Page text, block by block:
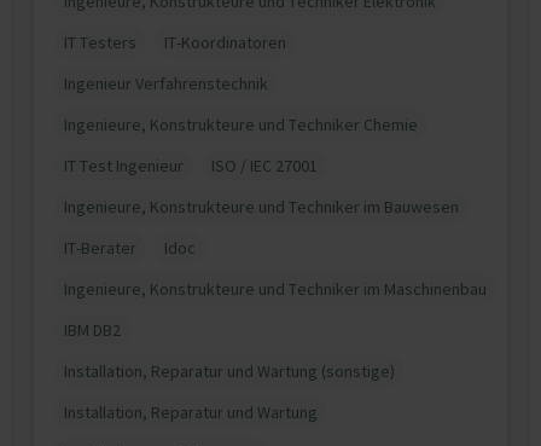
IT Testers
IT-Koordinatoren
Ingenieur Verfahrenstechnik
Ingenieure, Konstrukteure und Techniker Chemie
IT Test Ingenieur
ISO / IEC 27001
Ingenieure, Konstrukteure und Techniker im Bauwesen
IT-Berater
Idoc
Ingenieure, Konstrukteure und Techniker im Maschinenbau
IBM DB2
Installation, Reparatur und Wartung (sonstige)
Installation, Reparatur und Wartung